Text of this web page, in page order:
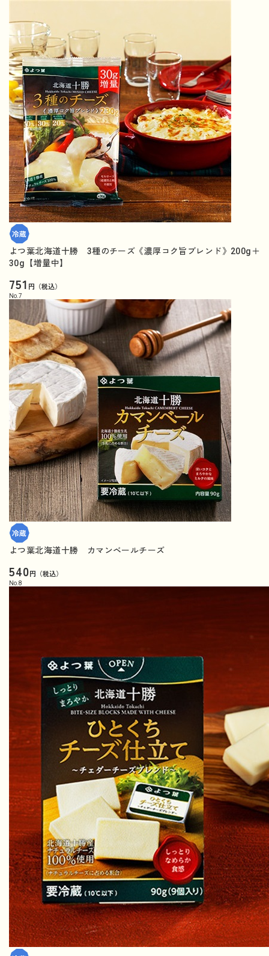
よつ葉北海道十勝 3種のチーズ《濃厚コク旨ブレンド》200g＋
30g【増量中】
751 円（税込）
No. 7
よつ葉北海道十勝 カマンベールチーズ
540円（税込）
No. 8